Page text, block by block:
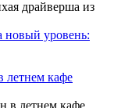
новый уровень:
летнем кафе